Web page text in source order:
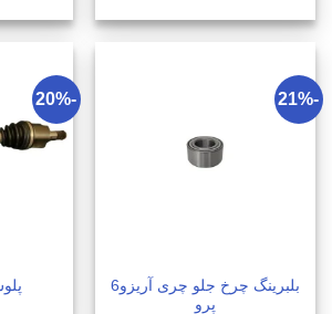
-21%
بلبرینگ چرخ جلو چری آریزو6
پرو
-20%